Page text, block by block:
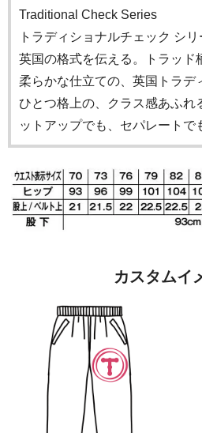
Traditional Check Series
トラディショナルチェック シリ
英国の格式を伝える。トラッド
柔らかな仕立ての、英国トラデ
ひとつ格上の、クラス感あふれ
ットアップでも、セパレートで
カスタムイ